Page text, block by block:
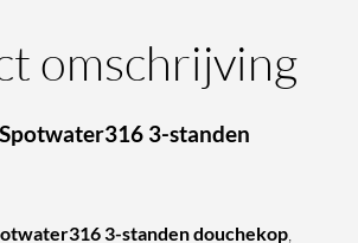
omschrijving
Spotwater316 3-standen
3-standen douchekop,